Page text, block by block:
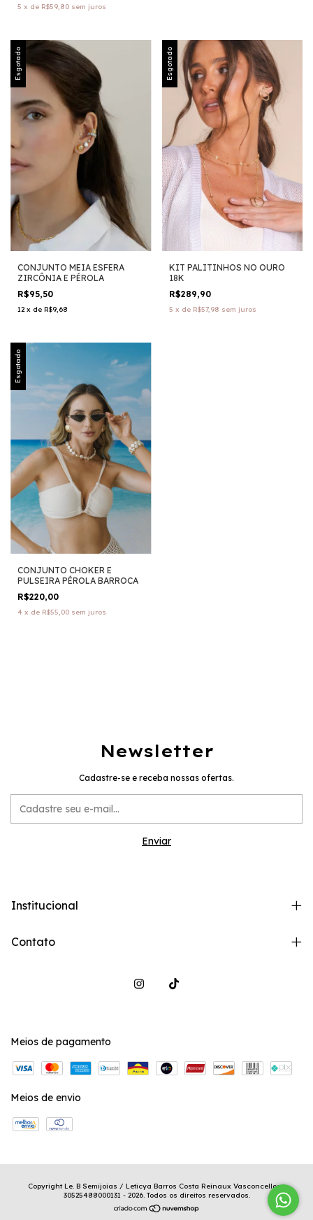
5 x de R$59,80 sem juros
Esgotado
CONJUNTO MEIA ESFERA
ZIRCÔNIA E PÉROLA
R$95,50
12 x de R$9,68
Esgotado
KIT PALITINHOS NO OURO
18K
R$289,90
5 x de R$57,98 sem juros
Esgotado
CONJUNTO CHOKER E
PULSEIRA PÉROLA BARROCA
R$220,00
4 x de R$55,00 sem juros
Newsletter
Cadastre-se e receba nossas ofertas.
Institucional
Contato
Meios de pagamento
Meios de envio
Copyright Le. B Semijoias / Leticya Barros Costa Reinaux Vasconcellos -
30525488000131 - 2026. Todos os direitos reservados.